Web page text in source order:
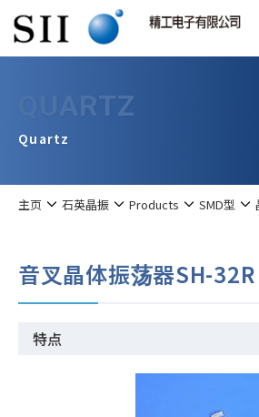
QUARTZ
Quartz
主页 石英晶振 Products SMD型
音叉晶体振荡器SH-32R
特点